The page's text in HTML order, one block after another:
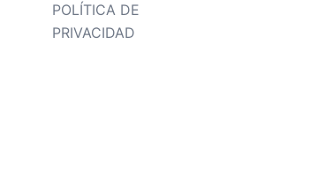
POLÍTICA DE
PRIVACIDAD